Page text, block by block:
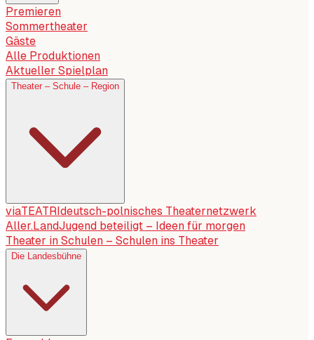
Premieren
Sommertheater
Gäste
Alle Produktionen
Aktueller Spielplan
Theater – Schule – Region
viaTEATRI deutsch-polnisches Theaternetzwerk
Aller.LandJugend beteiligt – Ideen für morgen
Theater in Schulen – Schulen ins Theater
Die Landesbühne